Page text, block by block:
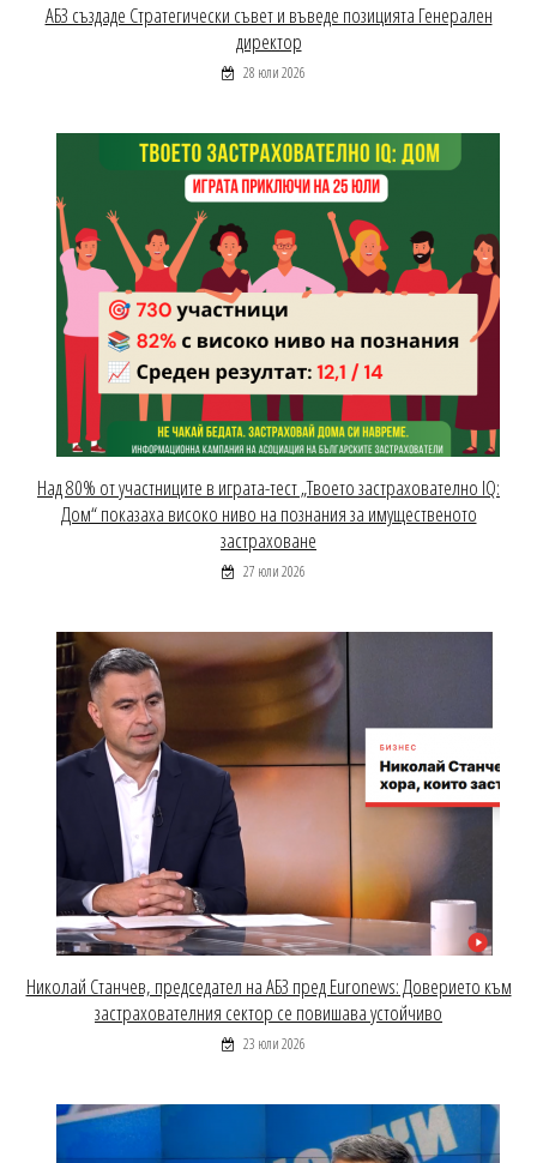
АБЗ създаде Стратегически съвет и въведе позицията Генерален
директор
28 юли 2026
Над 80% от участниците в играта-тест „Твоето застрахователно IQ:
Дом“ показаха високо ниво на познания за имущественото
застраховане
27 юли 2026
Николай Станчев, председател на АБЗ пред Euronews: Доверието към
застрахователния сектор се повишава устойчиво
23 юли 2026